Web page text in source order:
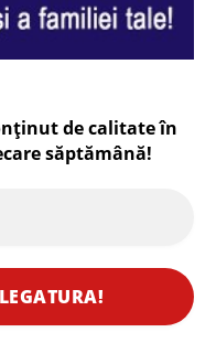
de calitate în
săptămână!